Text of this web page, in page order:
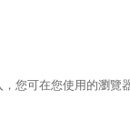
您可在您使用的瀏覽